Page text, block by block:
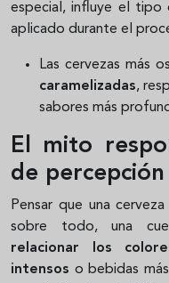
especial, influye el
aplicado durante el
Las cervezas más
caramelizadas,
sabores más
El mito
de percepción
Pensar que una
sobre todo, una
relacionar los
intensos o bebidas